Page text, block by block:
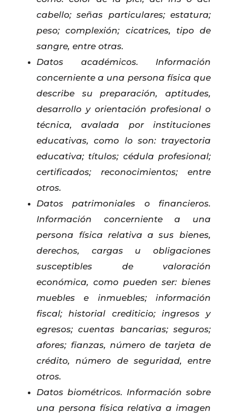
cabello; señas particulares; estatura;
peso; complexión; cicatrices, tipo de
sangre, entre otras.
Datos académicos. Información
concerniente a una persona física que
describe su preparación, aptitudes,
desarrollo y orientación profesional o
técnica, avalada por instituciones
educativas, como lo son: trayectoria
educativa; títulos; cédula profesional;
certificados; reconocimientos; entre
otros.
Datos patrimoniales o financieros.
Información concerniente a una
persona física relativa a sus bienes,
derechos, cargas u obligaciones
susceptibles de valoración
económica, como pueden ser: bienes
muebles e inmuebles; información
fiscal; historial crediticio; ingresos y
egresos; cuentas bancarias; seguros;
afores; fianzas, número de tarjeta de
crédito, número de seguridad, entre
otros.
Datos biométricos. Información sobre
una persona física relativa a imagen